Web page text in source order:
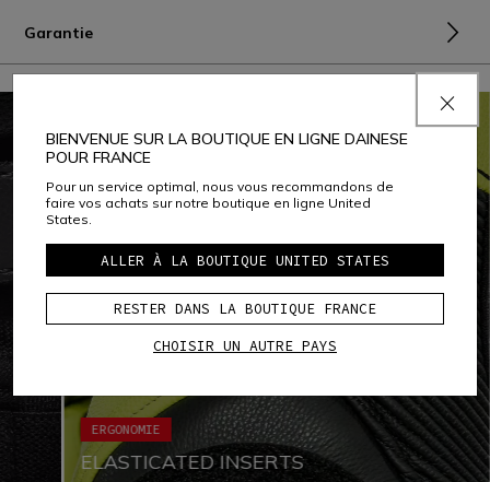
Garantie
ERGONOMIE
ELASTICATED INSERTS
BIENVENUE SUR LA BOUTIQUE EN LIGNE DAINESE
POUR FRANCE
Pour un service optimal, nous vous recommandons de
faire vos achats sur notre boutique en ligne United
States.
ALLER À LA BOUTIQUE UNITED STATES
RESTER DANS LA BOUTIQUE FRANCE
CHOISIR UN AUTRE PAYS